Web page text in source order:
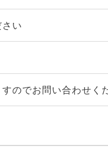
い
のでお問い合わせく